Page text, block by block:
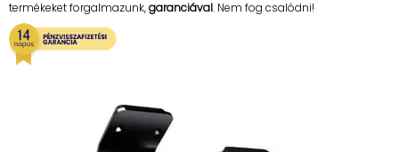
termékeket forgalmazunk,garanciával. Nem fog csalódni!